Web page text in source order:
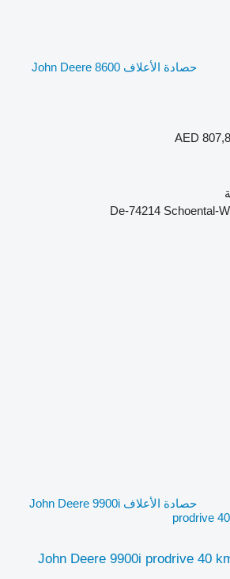
حصادة الأعلاف John Deere 8600
AED
حصادة الأعلاف John Deere 9900i
prodrive
John Deere 9900i prodrive 40